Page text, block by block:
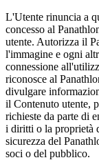
L'Utente rinuncia a
concesso al
utente. Autorizza il
l'immagine e ogni
connessione
riconosce al
divulgare
il Contenuto utente,
richieste da parte di
i diritti o la proprietà
sicurezza del
soci o del pubblico.